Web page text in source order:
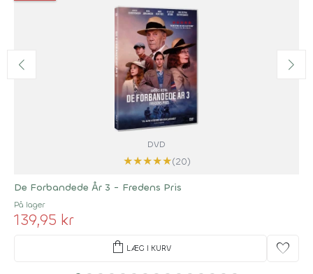
DVD
★★★★★(20)
De Forbandede År 3 - Fredens Pris
På lager
139,95 kr
shopping_bag LÆG I KURV favorite